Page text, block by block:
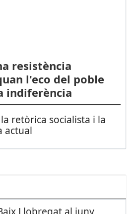
resistència
l'eco del poble
indiferència
retòrica socialista i la
actual